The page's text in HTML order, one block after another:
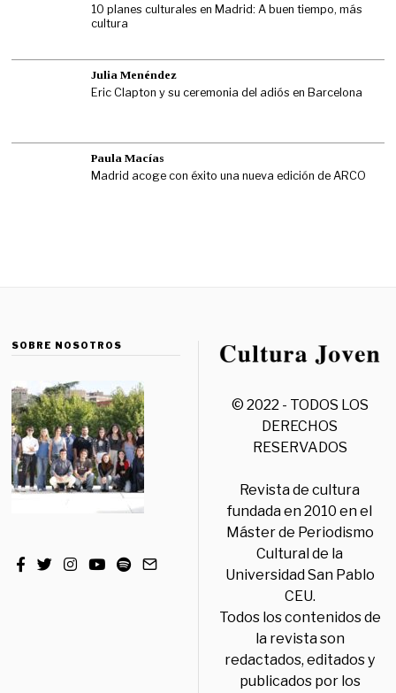
10 planes culturales en Madrid: A buen tiempo, más
cultura
Julia Menéndez
Eric Clapton y su ceremonia del adiós en Barcelona
Paula Macías
Madrid acoge con éxito una nueva edición de ARCO
SOBRE NOSOTROS
© 2022 - TODOS LOS
DERECHOS
RESERVADOS
Revista de cultura
fundada en 2010 en el
Máster de Periodismo
Cultural de la
Universidad San Pablo
CEU.
Todos los contenidos de
la revista son
redactados, editados y
publicados por los